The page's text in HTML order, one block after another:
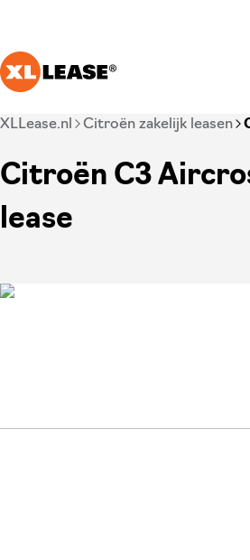
Je bent nu voorbij het hoofdmenu
XLLease.nl Citroën zakelijk leasen
Citroën C3
lease